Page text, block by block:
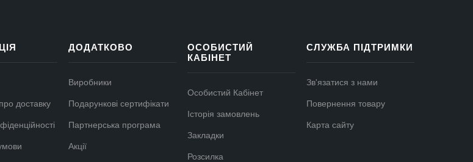
доставку
ДОДАТКОВО
Виробники
Подарункові сертифікати
Партнерська програма
Акції
ОСОБИСТИЙ
КАБІНЕТ
Особистий Кабінет
Історія замовлень
Закладки
Розсилка
СЛУЖБА ПІДТРИМКИ
Зв'язатися з нами
Повернення товару
Карта сайту